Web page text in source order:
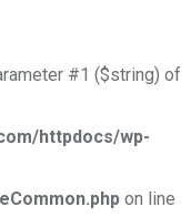
#1 ($string) of
httpdocs/wp-
on line